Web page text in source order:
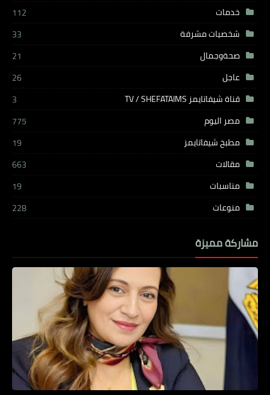
خدمات
112
شخصيات مشرفة
33
صحةوجمال
21
عاجل
26
قناة شيفاتايمز TV / SHEFATAIMS
3
مصر اليوم
775
مطبخ شيفاتايمز
19
مقالات
663
مناسبات
19
منوعات
228
مشاركة مميزة